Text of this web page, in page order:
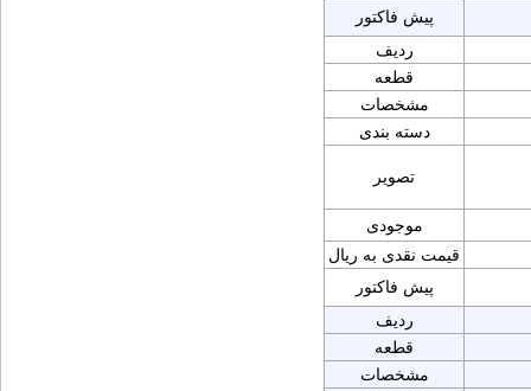
پیش فاکتور
ردیف
قطعه
مشخصات
دسته بندی
تصویر
موجودی
قیمت نقدی به ریال
پیش فاکتور
ردیف
قطعه
مشخصات